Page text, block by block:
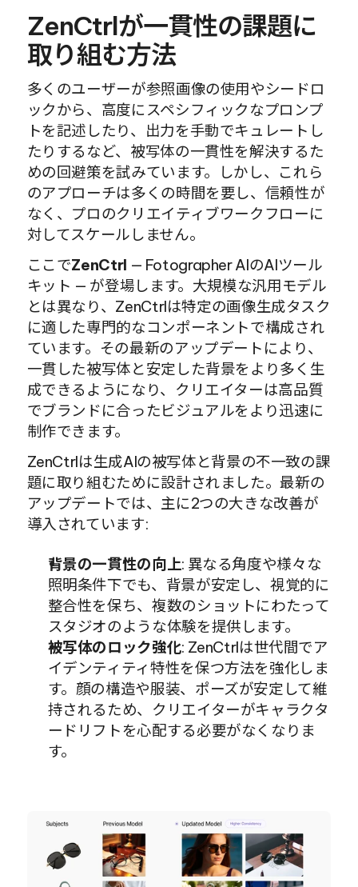
ZenCtrlが一貫性の課題に
取り組む方法
多くのユーザーが参照画像の使用やシードロ
ックから、高度にスペシフィックなプロンプ
トを記述したり、出力を手動でキュレートし
たりするなど、被写体の一貫性を解決するた
めの回避策を試みています。しかし、これら
のアプローチは多くの時間を要し、信頼性が
なく、プロのクリエイティブワークフローに
対してスケールしません。
ここでZenCtrl — Fotographer AIのAIツール
キット — が登場します。大規模な汎用モデル
とは異なり、ZenCtrlは特定の画像生成タスク
に適した専門的なコンポーネントで構成され
ています。その最新のアップデートにより、
一貫した被写体と安定した背景をより多く生
成できるようになり、クリエイターは高品質
でブランドに合ったビジュアルをより迅速に
制作できます。
ZenCtrlは生成AIの被写体と背景の不一致の課
題に取り組むために設計されました。最新の
アップデートでは、主に2つの大きな改善が
導入されています:
背景の一貫性の向上: 異なる角度や様々な
照明条件下でも、背景が安定し、視覚的に
整合性を保ち、複数のショットにわたって
スタジオのような体験を提供します。
被写体のロック強化: ZenCtrlは世代間でア
イデンティティ特性を保つ方法を強化しま
す。顔の構造や服装、ポーズが安定して維
持されるため、クリエイターがキャラクタ
ードリフトを心配する必要がなくなりま
す。